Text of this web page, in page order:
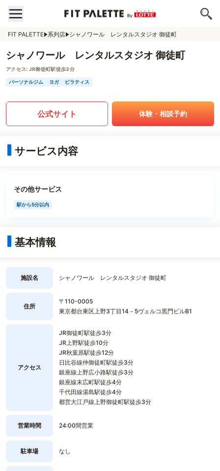
FIT PALETTE 系列店 シャノワール レンタルスタジオ 御徒町
シャノワール レンタルスタジオ 御徒町
アクセス: JR御徒町駅徒歩3分
パーソナルジム ヨガ ピラティス
公式サイト 体験・相談予約
サービス内容
その他サービス
駅から5分以内
基本情報
施設名 シャノワール レンタルスタジオ 御徒町
住所
〒110-0005
東京都台東区上野3丁目14－5ヴェルコ黒門ビルB1
アクセス
JR御徒町駅徒歩3分
JR上野駅徒歩10分
JR秋葉原駅徒歩12分
日比谷線仲御徒町駅徒歩3分
銀座線上野広小路駅徒歩3分
銀座線末広町駅徒歩4分
千代田線湯島駅徒歩4分
都営大江戸線上野御徒町駅徒歩3分
営業時間 24:00間営業
駐車場 なし